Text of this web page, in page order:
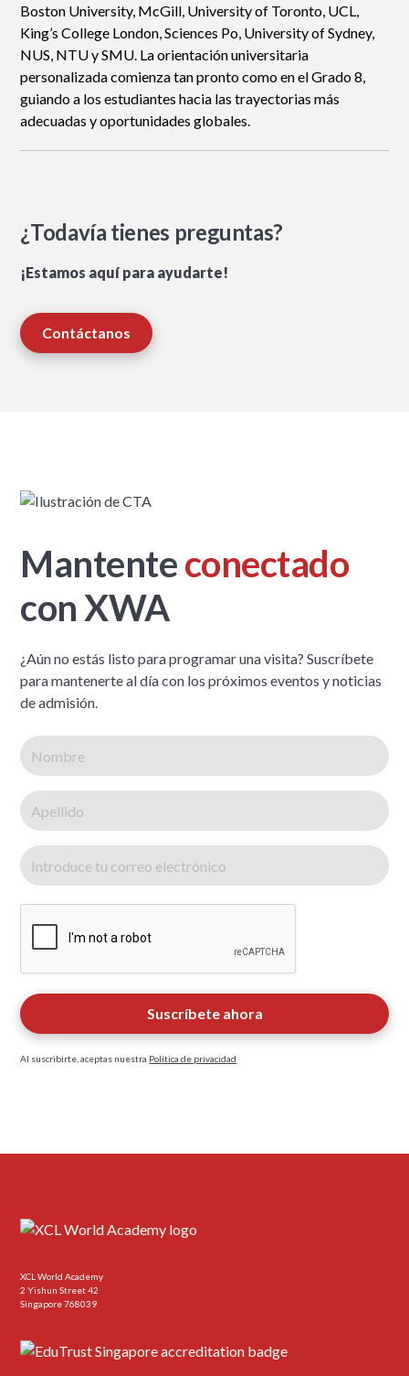
Boston University, McGill, University of Toronto, UCL,
King’s College London, Sciences Po, University of Sydney,
NUS, NTU y SMU. La orientación universitaria
personalizada comienza tan pronto como en el Grado 8,
guiando a los estudiantes hacia las trayectorias más
adecuadas y oportunidades globales.
¿Todavía tienes preguntas?
¡Estamos aquí para ayudarte!
Contáctanos
Mantenteconectado
con XWA
¿Aún no estás listo para programar una visita? Suscríbete
para mantenerte al día con los próximos eventos y noticias
de admisión.
Al suscribirte, aceptas nuestra Política de privacidad
XCL World Academy
2 Yishun Street 42
Singapore 768039